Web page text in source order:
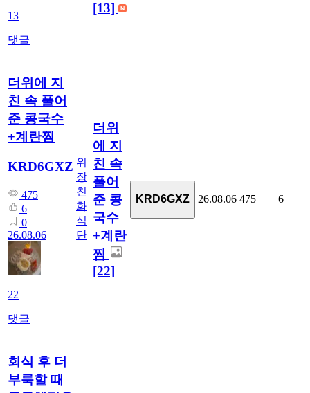
13
댓글
[13]
더위에 지
친 속 풀어
준 콩국수
+계란찜
KRD6GXZ
475
6
0
26.08.06
22
댓글
위
장
친
화
식
단
더위
에 지
친 속
풀어
준 콩
국수
+계란
찜
[22]
KRD6GXZ 26.08.06 475 6
회식 후 더
부룩할 때